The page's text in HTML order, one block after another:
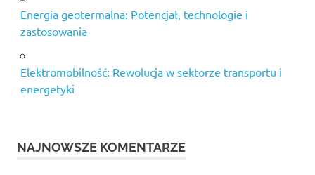
Energia geotermalna: Potencjał, technologie i
zastosowania
Elektromobilność: Rewolucja w sektorze transportu i
energetyki
NAJNOWSZE KOMENTARZE